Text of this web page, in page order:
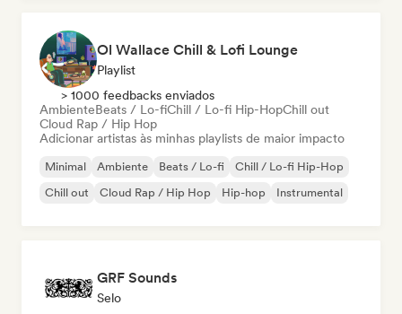
Ol Wallace Chill & Lofi Lounge
Playlist
> 1000 feedbacks enviados
AmbienteBeats / Lo-fiChill / Lo-fi Hip-HopChill out
Cloud Rap / Hip Hop
Adicionar artistas às minhas playlists de maior impacto
Minimal Ambiente Beats / Lo-fi
Chill / Lo-fi Hip-Hop
Chill out
Cloud Rap / Hip Hop Hip-hop Instrumental
GRF Sounds
Selo